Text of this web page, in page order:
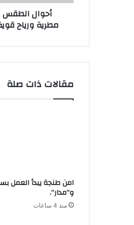
ن
أحوال
مطرية ورياح
مقالات ذات صلة
امن طنجة يبدأ العمل
و”مدار”.
منذ 4 ساعات